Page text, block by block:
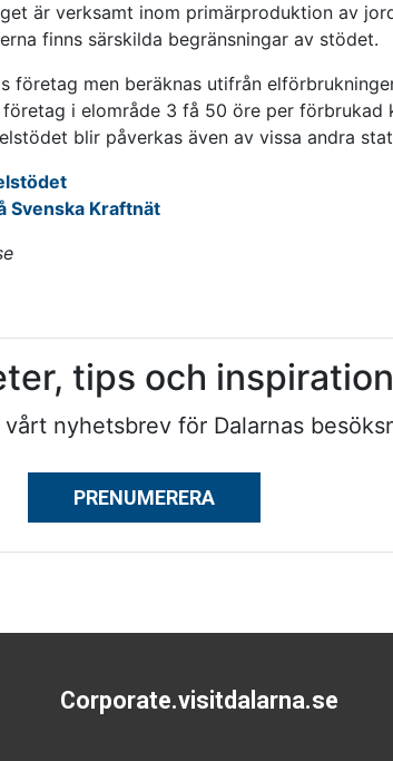
är verksamt inom primärproduktion av
finns särskilda begränsningar av stödet.
företag men beräknas utifrån
i elområde 3 få 50 öre per förbrukad
blir påverkas även av vissa andra
Svenska Kraftnät
tips och
nyhetsbrev för Dalarnas
PRENUMERERA
Corporate.visitdalarna.se